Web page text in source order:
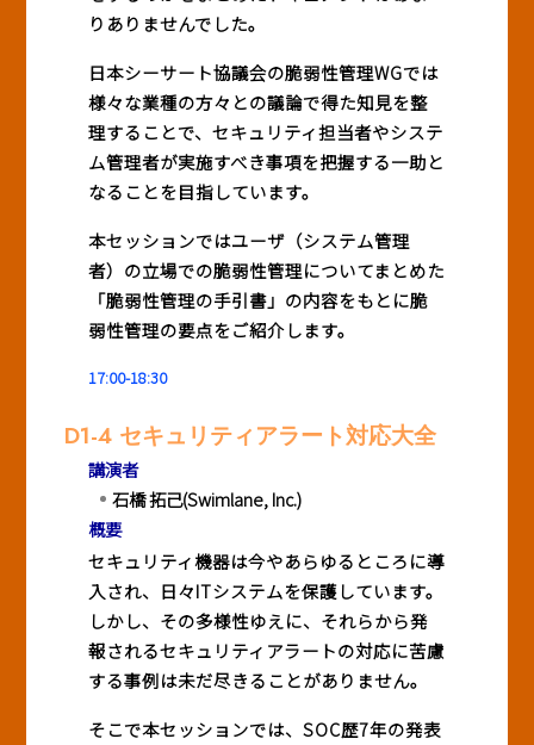
りありませんでした。
日本シーサート協議会の脆弱性管理WGでは
様々な業種の方々との議論で得た知見を整
理することで、セキュリティ担当者やシステ
ム管理者が実施すべき事項を把握する一助と
なることを目指しています。
本セッションではユーザ（システム管理
者）の立場での脆弱性管理についてまとめた
「脆弱性管理の手引書」の内容をもとに脆
弱性管理の要点をご紹介します。
17:00-18:30
D1-4 セキュリティアラート対応大全
講演者
石橋 拓己(Swimlane, Inc.)
概要
セキュリティ機器は今やあらゆるところに導
入され、日々ITシステムを保護しています。
しかし、その多様性ゆえに、それらから発
報されるセキュリティアラートの対応に苦慮
する事例は未だ尽きることがありません。
そこで本セッションでは、SOC歴7年の発表